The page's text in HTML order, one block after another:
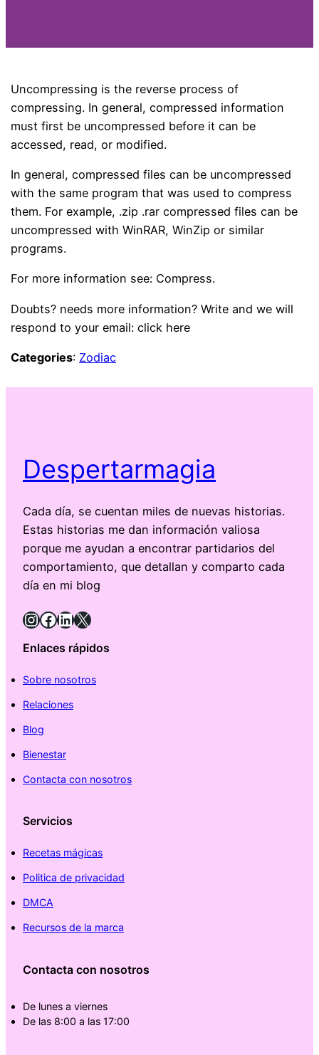
Uncompressing is the reverse process of
compressing. In general, compressed information
must first be uncompressed before it can be
accessed, read, or modified.
In general, compressed files can be uncompressed
with the same program that was used to compress
them. For example, .zip .rar compressed files can be
uncompressed with WinRAR, WinZip or similar
programs.
For more information see: Compress.
Doubts? needs more information? Write and we will
respond to your email: click here
Categories: Zodiac
Despertarmagia
Cada día, se cuentan miles de nuevas historias.
Estas historias me dan información valiosa
porque me ayudan a encontrar partidarios del
comportamiento, que detallan y comparto cada
día en mi blog
InstagramFacebook LinkedIn X
Enlaces rápidos
Sobre nosotros
Relaciones
Blog
Bienestar
Contacta con nosotros
Servicios
Recetas mágicas
Politica de privacidad
DMCA
Recursos de la marca
Contacta con nosotros
De lunes a viernes
De las 8:00 a las 17:00